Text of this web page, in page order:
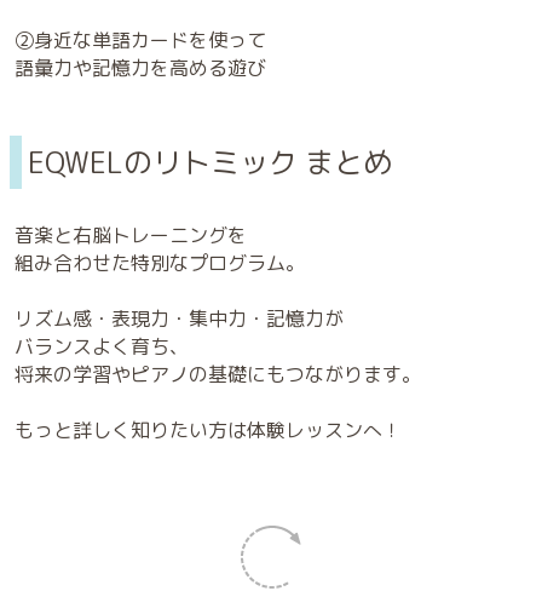
②身近な単語カードを使って
語彙力や記憶力を高める遊び
EQWELのリトミック まとめ
音楽と右脳トレーニングを
組み合わせた特別なプログラム。
リズム感・表現力・集中力・記憶力が
バランスよく育ち、
将来の学習やピアノの基礎にもつながります。
もっと詳しく知りたい方は体験レッスンへ！